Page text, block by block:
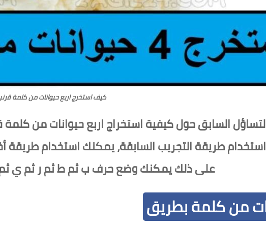
كيف استخرج اربع حيوانات من كلمة
السابق حول كيفية استخراج اربع حيوانات من كلمة
طريقة التجريب السابقة، يمكنك استخدام طريقة
على ذلك يمكنك وضع حرف ب ثم ط ثم ر ثم ي
من كلمة بطريق